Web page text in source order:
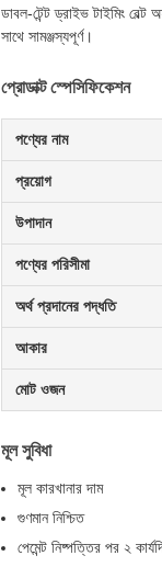
ডাবল-টেন্ট ড্রাইভ টাইমিং
সাথে সামঞ্জস্যপূর্ণ।
প্রোডাক্ট স্পেসিফিকেশন
পণ্যের নাম
প্রয়োগ
উপাদান
পণ্যের পরিসীমা
অর্থ প্রদানের পদ্ধতি
আকার
মোট ওজন
মূল সুবিধা
মূল কারখানার দাম
গুণমান নিশ্চিত
পেমেন্ট নিষ্পত্তির পর ২